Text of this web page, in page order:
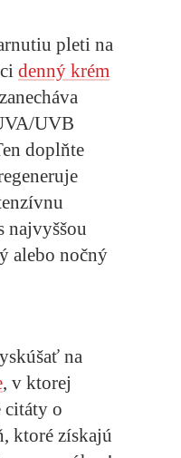
pleti na
denný krém
UVB
doplňte
najvyššou
alebo nočný
na
, v ktorej
citáty o
ktoré získajú